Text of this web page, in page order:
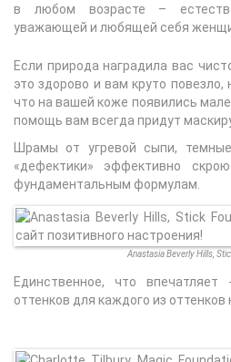
в любом возрасте –
уважающей и любящей себя
Если природа наградила вас
это здорово и вам круто повезло,
что на вашей коже появились
помощь вам всегда придут
Шрамы от угревой сыпи,
«дефектики» эффективно
фундаментальным формулам.
Anastasia Beverly Hills,
Единственное, что
оттенков для каждого из оттенков